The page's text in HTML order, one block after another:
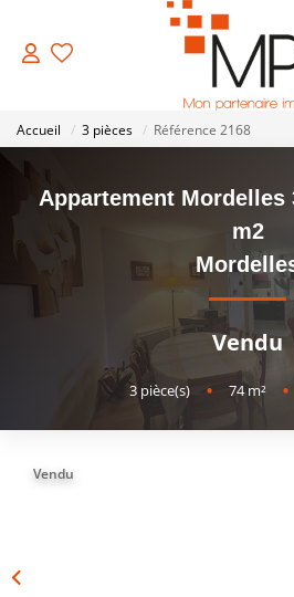
VENTES
Biens
ESTIMATION
NOTRE
Accueil 3 pièces Référence 2168
Appartement Mordelles
m2
Vendu
3pièce(s) • 74m² •
Vendu